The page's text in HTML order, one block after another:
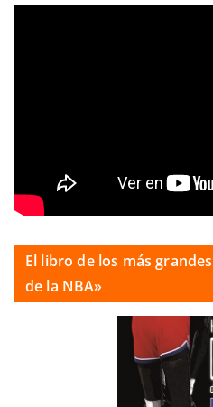
El libro de los más
de la NBA»